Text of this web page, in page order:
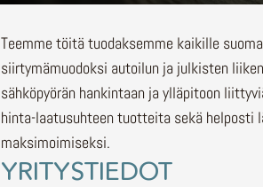
Teemme töitä tuodaksemme kaikille
siirtymämuodoksi autoilun ja julkisten
sähköpyörän hankintaan ja ylläpitoon
hinta-laatusuhteen tuotteita sekä helposti
maksimoimiseksi.
YRITYSTIEDOT